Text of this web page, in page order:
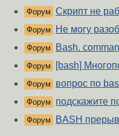
Форум Скрипт не
Форум Не могу
Форум Bash.
Форум [bash]
Форум вопрос по
Форум подскажите
Форум BASH